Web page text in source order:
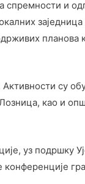
спремности и
планова
су
као и
уз подршку
конференције